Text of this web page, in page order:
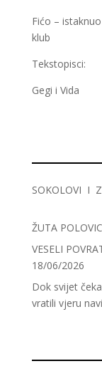
Fićo –
klub
Tekstopisci:
Gegi i Vida
SOKOLOVI I
ŽUTA
VESELI
18/06/2026
Dok svijet
vratili vjeru